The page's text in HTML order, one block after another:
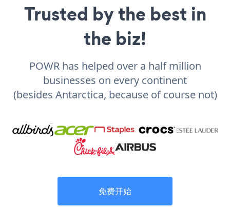
Trusted by the best in
the biz!
POWR has helped over a half million
businesses on every continent
(besides Antarctica, because of course not)
免费开始